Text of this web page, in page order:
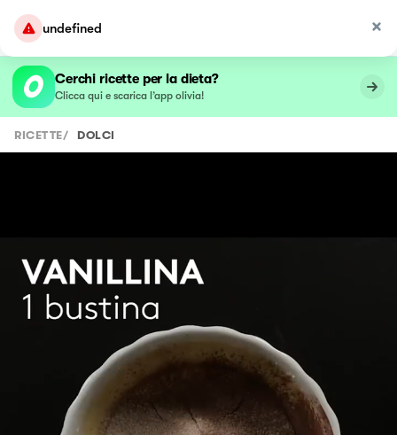
undefined
Cerchi ricette per la dieta?
Clicca qui e scarica l’app olivia!
RICETTE/ DOLCI